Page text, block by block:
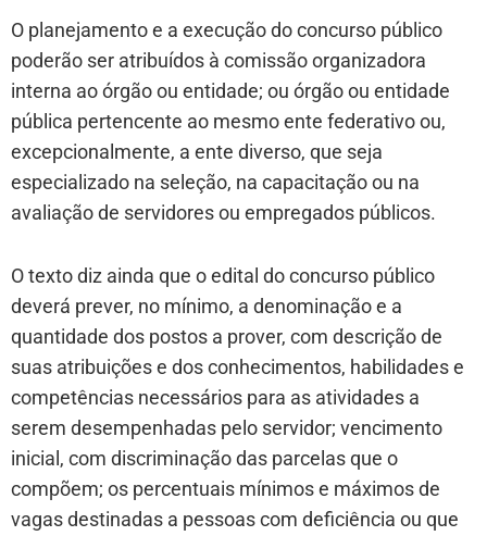
O planejamento e a execução do concurso público
poderão ser atribuídos à comissão organizadora
interna ao órgão ou entidade; ou órgão ou entidade
pública pertencente ao mesmo ente federativo ou,
excepcionalmente, a ente diverso, que seja
especializado na seleção, na capacitação ou na
avaliação de servidores ou empregados públicos.
O texto diz ainda que o edital do concurso público
deverá prever, no mínimo, a denominação e a
quantidade dos postos a prover, com descrição de
suas atribuições e dos conhecimentos, habilidades e
competências necessários para as atividades a
serem desempenhadas pelo servidor; vencimento
inicial, com discriminação das parcelas que o
compõem; os percentuais mínimos e máximos de
vagas destinadas a pessoas com deficiência ou que